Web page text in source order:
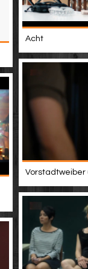
Acht
Vorstadtweiber